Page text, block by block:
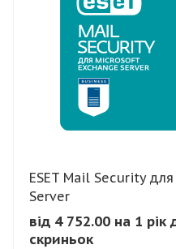
ESET Mail Security
Server
від 4 752.00 на 1
скриньок